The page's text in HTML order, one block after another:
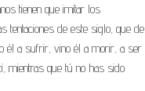
tienen que imitar los
tentaciones de este siglo, que de
él a sufrir, vino él a morir, a ser
mientras que tú no has sido